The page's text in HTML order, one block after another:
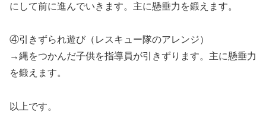
にして前に進んでいきます。主に懸垂力を鍛えます。
④引きずられ遊び（レスキュー隊のアレンジ）
→縄をつかんだ子供を指導員が引きずります。主に懸垂力
を鍛えます。
以上です。